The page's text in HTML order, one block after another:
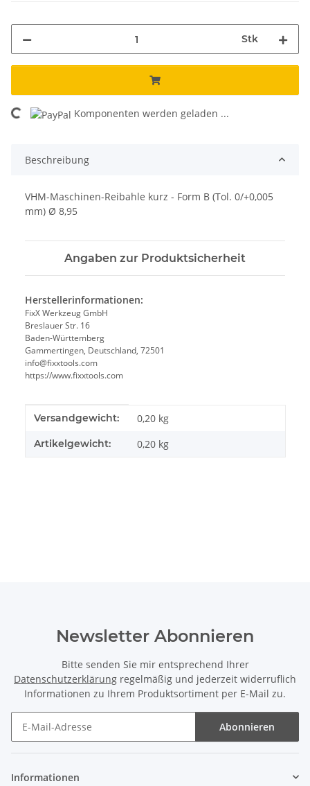
Stk
Loading... Komponenten werden geladen ...
Beschreibung
VHM-Maschinen-Reibahle kurz - Form B (Tol. 0/+0,005
mm) Ø 8,95
Angaben zur Produktsicherheit
Herstellerinformationen:
FixX Werkzeug GmbH
Breslauer Str. 16
Baden-Württemberg
Gammertingen, Deutschland, 72501
info@fixxtools.com
https://www.fixxtools.com
Produkteigenschaft
Wert
Versandgewicht: 0,20 kg
Artikelgewicht: 0,20 kg
Newsletter Abonnieren
Bitte senden Sie mir entsprechend Ihrer
Datenschutzerklärung regelmäßig und jederzeit widerruflich
Informationen zu Ihrem Produktsortiment per E-Mail zu.
Abonnieren
Informationen